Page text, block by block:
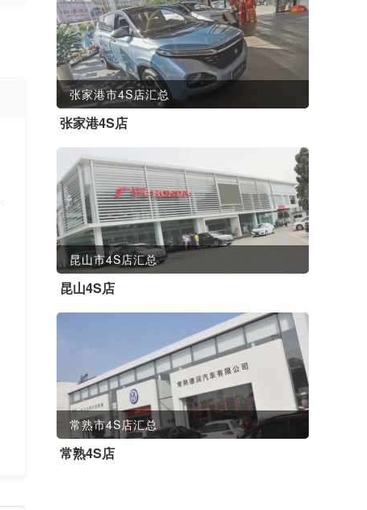
张家港市4S店汇总
张家港4S店
昆山市4S店汇总
昆山4S店
常熟市4S店汇总
常熟4S店